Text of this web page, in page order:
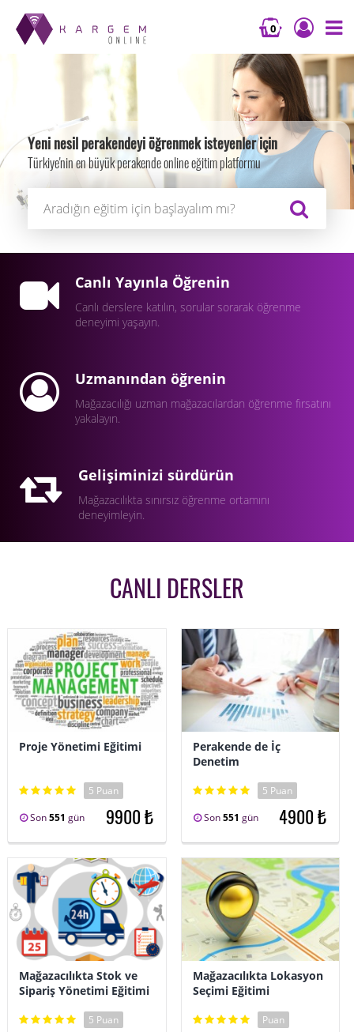
0
Yeni nesil perakendeyi öğrenmek isteyenler için
Türkiye'nin en büyük perakende online eğitim platformu
Canlı Yayınla Öğrenin
Canlı derslere katılın, sorular sorarak öğrenme
deneyimi yaşayın.
Uzmanından öğrenin
Mağazacılığı uzman mağazacılardan öğrenme fırsatını
yakalayın.
Gelişiminizi sürdürün
Mağazacılıkta sınırsız öğrenme ortamını
deneyimleyin.
CANLI DERSLER
Proje Yönetimi Eğitimi
5 Puan
Son551 gün 9900 ₺
Perakende de İç
Denetim
5 Puan
Son551 gün 4900 ₺
Mağazacılıkta Stok ve
Sipariş Yönetimi Eğitimi
5 Puan
Mağazacılıkta Lokasyon
Seçimi Eğitimi
Puan